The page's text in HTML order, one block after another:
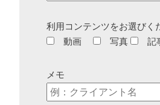
利用コンテンツをお選びく
動画
写真 記
メモ